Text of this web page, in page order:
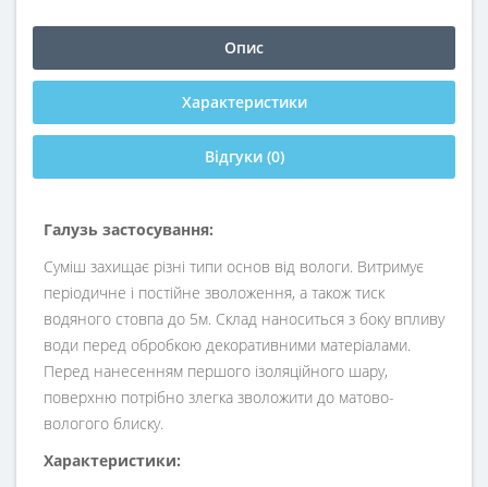
Опис
Характеристики
Відгуки (0)
Галузь застосування:
Суміш захищає різні типи основ від вологи. Витримує
періодичне і постійне зволоження, а також тиск
водяного стовпа до 5м. Склад наноситься з боку впливу
води перед обробкою декоративними матеріалами.
Перед нанесенням першого ізоляційного шару,
поверхню потрібно злегка зволожити до матово-
вологого блиску.
Характеристики: